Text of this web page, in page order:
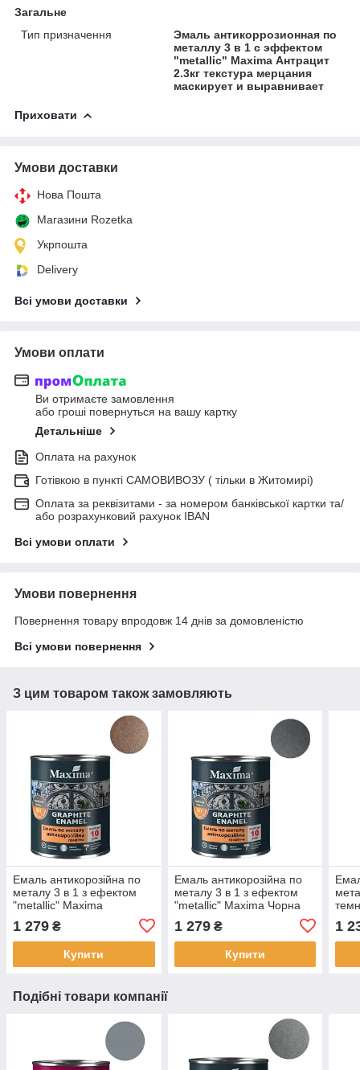
Загальне
Тип призначення
Эмаль антикоррозионная по
металлу 3 в 1 с эффектом
"metallic" Maxima Антрацит
2.3кг текстура мерцания
маскирует и выравнивает
Приховати
Умови доставки
Нова Пошта
Магазини Rozetka
Укрпошта
Delivery
Всі умови доставки
Умови оплати
Ви отримаєте замовлення
або гроші повернуться на вашу картку
Детальніше
Оплата на рахунок
Готівкою в пункті САМОВИВОЗУ ( тільки в Житомирі)
Оплата за реквізитами - за номером банківської картки та/
або розрахунковий рахунок IBAN
Всі умови оплати
Умови повернення
Повернення товару впродовж 14 днів за домовленістю
Всі умови повернення
З цим товаром також замовляють
Емаль антикорозійна по
металу 3 в 1 з ефектом
"metallic" Maxima
Коричнева 2.3кг текстура
мерехтіння маскує та
вирівнює нерівності
1 279 ₴
Купити
Емаль антикорозійна по
металу 3 в 1 з ефектом
"metallic" Maxima Чорна
2.3кг текстура мерехтіння
маскує та вирівнює
нерівності
1 279₴
Купити
1
Подібні товари компанії